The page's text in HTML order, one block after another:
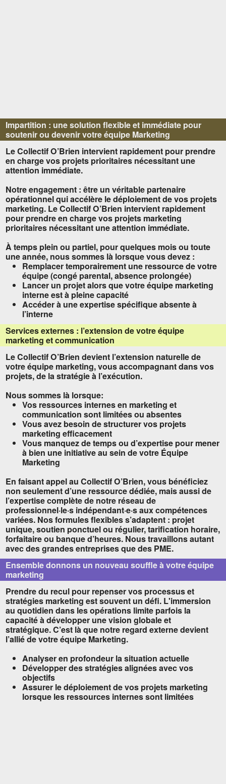
Impartition : une solution flexible et immédiate pour
soutenir ou devenir votre équipe Marketing
Le Collectif O’Brien intervient rapidement pour prendre
en charge vos projets prioritaires nécessitant une
attention immédiate.
Notre engagement : être un véritable partenaire
opérationnel qui accélère le déploiement de vos projets
marketing. Le Collectif O’Brien intervient rapidement
pour prendre en charge vos projets marketing
prioritaires nécessitant une attention immédiate.
À temps plein ou partiel, pour quelques mois ou toute
une année, nous sommes là lorsque vous devez :
Remplacer temporairement une ressource de votre
équipe (congé parental, absence prolongée)
Lancer un projet alors que votre équipe marketing
interne est à pleine capacité
Accéder à une expertise spécifique absente à
l’interne
Services externes : l’extension de votre équipe
marketing et communication
Le Collectif O’Brien devient l’extension naturelle de
votre équipe marketing, vous accompagnant dans vos
projets, de la stratégie à l’exécution.
Nous sommes là lorsque:
Vos ressources internes en marketing et
communication sont limitées ou absentes
Vous avez besoin de structurer vos projets
marketing efficacement
Vous manquez de temps ou d’expertise pour mener
à bien une initiative au sein de votre Équipe
Marketing
En faisant appel au Collectif O’Brien, vous bénéficiez
non seulement d’une ressource dédiée, mais aussi de
l’expertise complète de notre réseau de
professionnel·le·s indépendant·e·s aux compétences
variées. Nos formules flexibles s’adaptent : projet
unique, soutien ponctuel ou régulier, tarification horaire,
forfaitaire ou banque d’heures. Nous travaillons autant
avec des grandes entreprises que des PME.
Ensemble donnons un nouveau souffle à votre équipe
marketing
Prendre du recul pour repenser vos processus et
stratégies marketing est souvent un défi. L'immersion
au quotidien dans les opérations limite parfois la
capacité à développer une vision globale et
stratégique. C’est là que notre regard externe devient
l’allié de votre équipe Marketing.
Analyser en profondeur la situation actuelle
Développer des stratégies alignées avec vos
objectifs
Assurer le déploiement de vos projets marketing
lorsque les ressources internes sont limitées